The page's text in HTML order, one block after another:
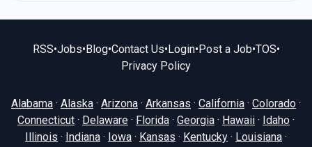
RSS•Jobs•Blog•Contact Us•Login•Post a Job•TOS•
Privacy Policy
Alabama · Alaska · Arizona · Arkansas · California · Colorado ·
Connecticut · Delaware · Florida · Georgia · Hawaii · Idaho ·
Illinois · Indiana · Iowa · Kansas · Kentucky · Louisiana ·